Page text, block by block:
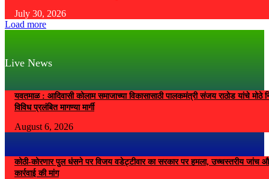
July 30, 2026
Load more
Live News
यवतमाळ : आदिवासी कोलाम समाजाच्या विकासासाठी पालकमंत्री संजय राठोड यांचे मोठे
विविध प्रलंबित मागण्या मार्गी
August 6, 2026
कोठी-कोरणार पुल धंसने पर विजय वडेट्टीवार का सरकार पर हमला, उच्चस्तरीय जांच
कार्रवाई की मांग